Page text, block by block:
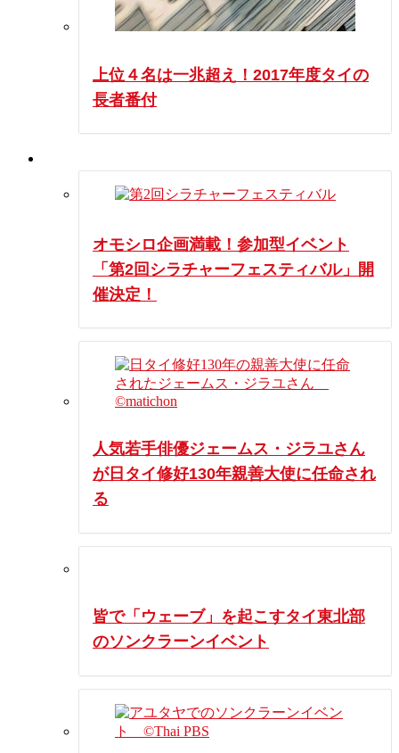
上位４名は一兆超え！2017年度タイの
長者番付
オモシロ企画満載！参加型イベント
「第2回シラチャーフェスティバル」開
催決定！
人気若手俳優ジェームス・ジラユさん
が日タイ修好130年親善大使に任命され
る
皆で「ウェーブ」を起こすタイ東北部
のソンクラーンイベント